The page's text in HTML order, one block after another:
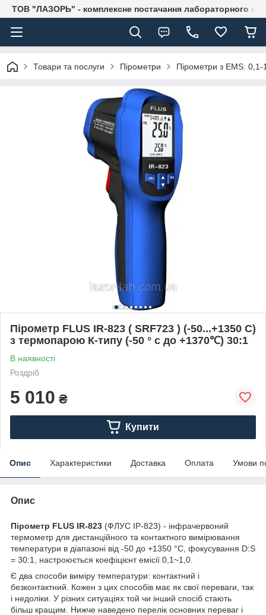
ТОВ "ЛАЗОРЬ" - комплексне постачання лабораторного
Товари та послуги Пірометри Пірометри з EMS: 0,1-
Пірометр FLUS IR-823 ( SRF723 ) (-50...+1350 С)
з термопарою К-типу (-50 ° с до +1370℃) 30:1
В наявності
Роздріб
5 010 ₴
Купити
Опис Характеристики Доставка Оплата Умови
Опис
Пірометр FLUS IR-823 (ФЛУС ІР-823) - інфрачервоний
термометр для дистанційного та контактного вимірювання
температури в діапазоні від -50 до +1350 °С, фокусування D:S
= 30:1, настроюється коефіцієнт емісії 0,1~1,0.
Є два способи виміру температури: контактний і
безконтактний. Кожен з цих способів має як свої переваги, так
і недоліки. У різних ситуаціях той чи інший спосіб стають
більш кращим. Нижче наведено перелік основних переваг і